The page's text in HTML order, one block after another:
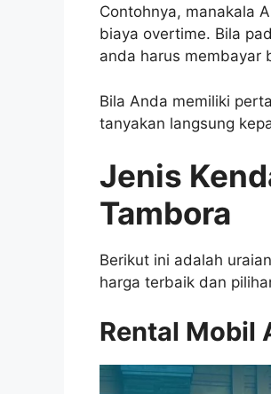
Contohnya, manakala
biaya overtime. Bila
anda harus membayar
Bila Anda memiliki
tanyakan langsung
Jenis
Tambora
Berikut ini adalah
harga terbaik dan
Rental Mobil